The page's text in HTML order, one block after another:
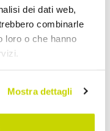
dei dati web,
combinarle
loro o che hanno
Mostra dettagli